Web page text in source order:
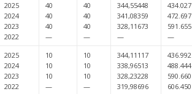
2025
2024
2023
2022
40
40
40
—
40
40
40
—
344,55448
341,08359
328,11673
—
434.027
472.697
591.655
—
2025
2024
2023
2022
10
10
10
—
10
10
10
—
344,11117
338,96513
328,23228
319,98696
436.992
488.444
590.660
606.450